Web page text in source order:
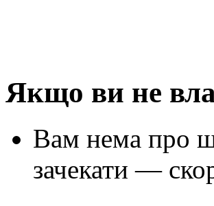
Якщо ви не
Вам нема про
зачекати —